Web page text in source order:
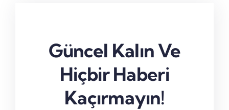
Güncel Kalın Ve
Hiçbir Haberi
Kaçırmayın!